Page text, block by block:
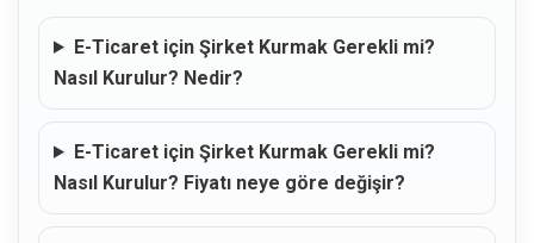
E-Ticaret için Şirket Kurmak Gerekli mi?
Nasıl Kurulur? Nedir?
E-Ticaret için Şirket Kurmak Gerekli mi?
Nasıl Kurulur? Fiyatı neye göre değişir?